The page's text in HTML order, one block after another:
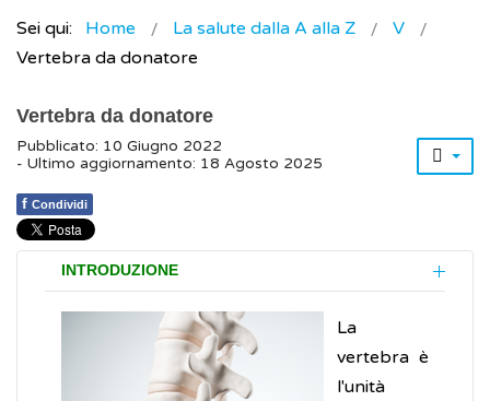
Sei qui: Home La salute dalla A alla Z
V
Vertebra da donatore
Vertebra da donatore
Pubblicato: 10 Giugno 2022
- Ultimo aggiornamento: 18 Agosto 2025
f Condividi
INTRODUZIONE
La
vertebra è
l'unità